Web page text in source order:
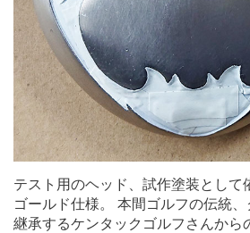
テスト用のヘッド、試作塗装として
ゴールド仕様。 本間ゴルフの伝統
継承するケンタックゴルフさんから